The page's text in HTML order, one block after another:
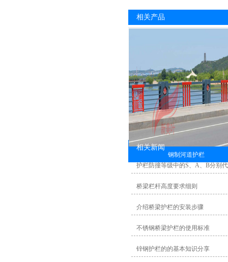
相关产品
钢制河道护栏
相关新闻
护栏防撞等级中的S、A、B分别
桥梁栏杆高度要求细则
介绍桥梁护栏的安装步骤
不锈钢桥梁护栏的使用标准
锌钢护栏的的基本知识分享